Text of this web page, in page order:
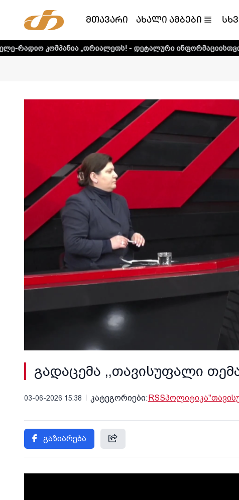
მთავარი ახალი ამბები
„თრიალეთს! - დეტალური ინფორმაციისთვის დააკლიკეთ
გადაცემა ,,თავისუფალი
03-06-2026 15:38 კატეგორიები:RSSპოლიტიკა
გაზიარება